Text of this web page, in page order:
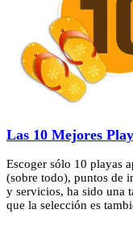
Las 10 Mejores
Escoger sólo 10 playas
(sobre todo), puntos de
y servicios, ha sido una
que la selección es